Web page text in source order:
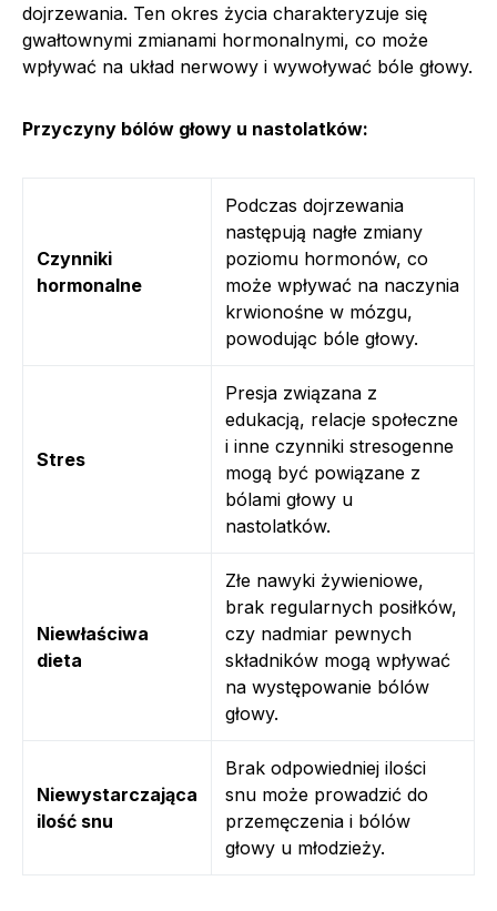
dojrzewania. Ten okres życia charakteryzuje się
gwałtownymi zmianami hormonalnymi, co może
wpływać na układ nerwowy i wywoływać bóle głowy.
Przyczyny bólów głowy u nastolatków:
Czynniki
hormonalne
Podczas dojrzewania
następują nagłe zmiany
poziomu hormonów, co
może wpływać na naczynia
krwionośne w mózgu,
powodując bóle głowy.
Stres
Presja związana z
edukacją, relacje społeczne
i inne czynniki stresogenne
mogą być powiązane z
bólami głowy u
nastolatków.
Niewłaściwa
dieta
Złe nawyki żywieniowe,
brak regularnych posiłków,
czy nadmiar pewnych
składników mogą wpływać
na występowanie bólów
głowy.
Niewystarczająca
ilość snu
Brak odpowiedniej ilości
snu może prowadzić do
przemęczenia i bólów
głowy u młodzieży.